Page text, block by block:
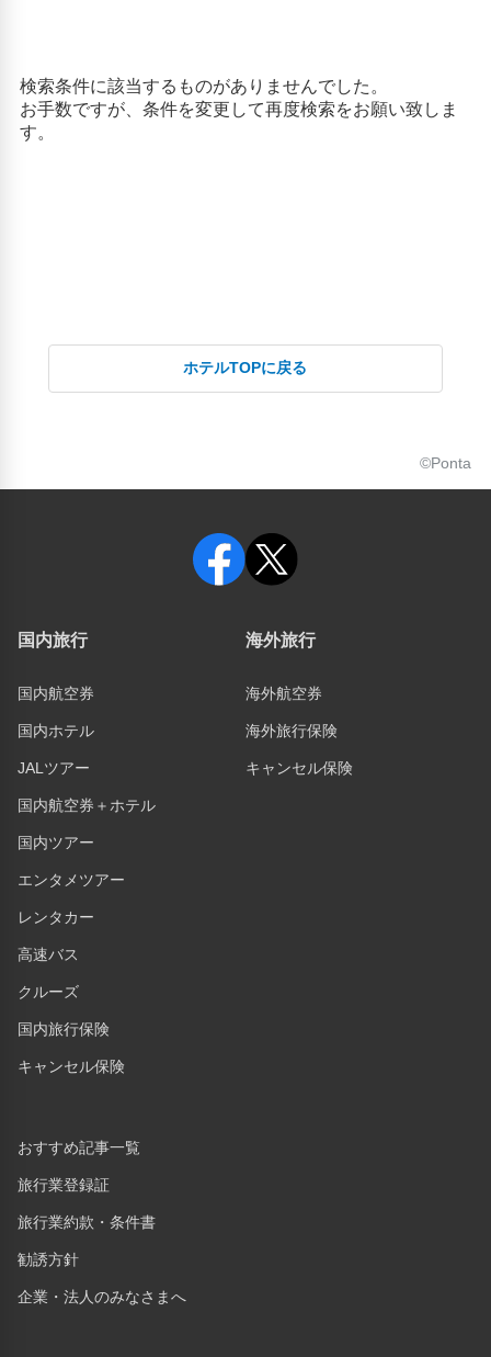
平城宮跡(1.43km)
日勝堂(3.18km)
ホテルTOPに戻る
©Ponta
国内旅行
国内航空券
国内ホテル
JALツアー
国内航空券＋ホテル
国内ツアー
エンタメツアー
レンタカー
高速バス
クルーズ
国内旅行保険
キャンセル保険
海外旅行
海外航空券
海外旅行保険
キャンセル保険
おすすめ記事一覧
旅行業登録証
旅行業約款・条件書
勧誘方針
企業・法人のみなさまへ